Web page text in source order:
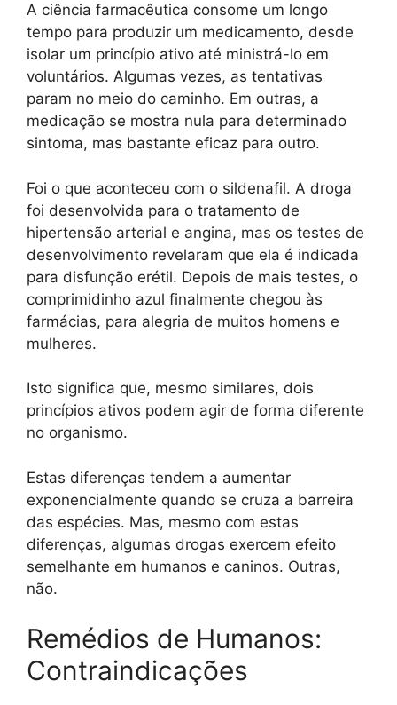
A ciência farmacêutica consome um longo
tempo para produzir um medicamento, desde
isolar um princípio ativo até ministrá-lo em
voluntários. Algumas vezes, as tentativas
param no meio do caminho. Em outras, a
medicação se mostra nula para determinado
sintoma, mas bastante eficaz para outro.
Foi o que aconteceu com o sildenafil. A droga
foi desenvolvida para o tratamento de
hipertensão arterial e angina, mas os testes de
desenvolvimento revelaram que ela é indicada
para disfunção erétil. Depois de mais testes, o
comprimidinho azul finalmente chegou às
farmácias, para alegria de muitos homens e
mulheres.
Isto significa que, mesmo similares, dois
princípios ativos podem agir de forma diferente
no organismo.
Estas diferenças tendem a aumentar
exponencialmente quando se cruza a barreira
das espécies. Mas, mesmo com estas
diferenças, algumas drogas exercem efeito
semelhante em humanos e caninos. Outras,
não.
Remédios de Humanos:
Contraindicações